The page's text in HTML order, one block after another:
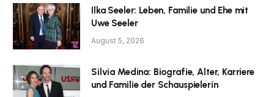
Ilka Seeler: Leben, Familie und Ehe mit
Uwe Seeler
August 5, 2026
Silvia Medina: Biografie, Alter, Karriere
und Familie der Schauspielerin